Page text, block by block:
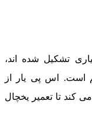
تشکیل شده اند،
اس پی یار از
کند تا تعمیر یخچال